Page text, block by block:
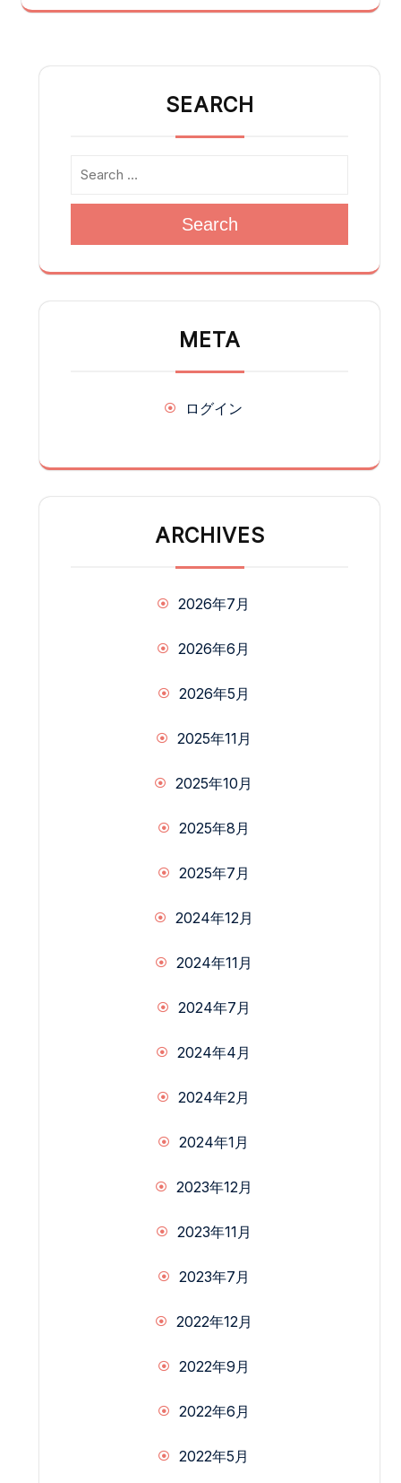
SEARCH
Search
META
ログイン
ARCHIVES
2026年7月
2026年6月
2026年5月
2025年11月
2025年10月
2025年8月
2025年7月
2024年12月
2024年11月
2024年7月
2024年4月
2024年2月
2024年1月
2023年12月
2023年11月
2023年7月
2022年12月
2022年9月
2022年6月
2022年5月